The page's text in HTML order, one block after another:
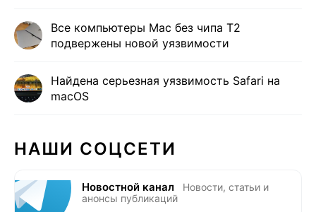
Все компьютеры Mac без чипа T2
подвержены новой уязвимости
Найдена серьезная уязвимость Safari на
macOS
НАШИ СОЦСЕТИ
Новостной канал
Новости, статьи и
анонсы публикаций